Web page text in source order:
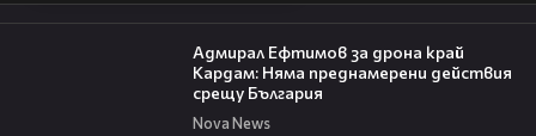
01:48
Адмирал Ефтимов за дрона край
Кардам: Няма преднамерени действия
срещу България
Nova News